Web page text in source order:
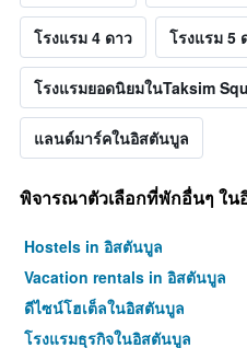
โรงแรม 4 ดาว โรงแรม 5
โรงแรมยอดนิยมในTaksim
แลนด์มาร์คในอิสตันบูล
พิจารณาตัวเลือกที่พักอื่นๆ ใน
Hostels in อิสตันบูล
Vacation rentals in อิสตันบูล
ดีไซน์โฮเต็ลในอิสตันบูล
โรงแรมธุรกิจในอิสตันบูล